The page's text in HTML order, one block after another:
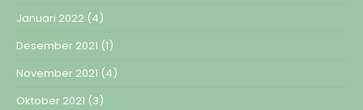
Januari 2022 (4)
Desember 2021 (1)
November 2021 (4)
Oktober 2021 (3)